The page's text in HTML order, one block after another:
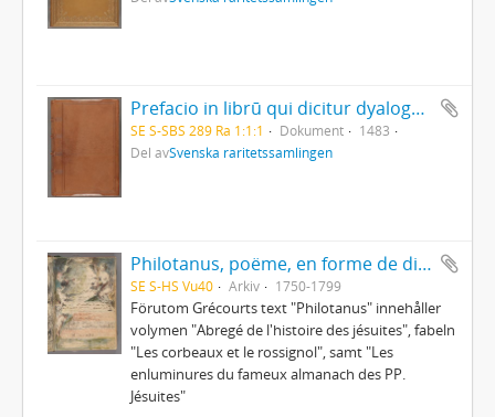
Prefacio in librū qui dicitur dyalogus creaturar[um] moralizatus omni materie morali iocundo et edificatiuo modo applicabilis. - 1483
SE S-SBS 289 Ra 1:1:1 Dokument
1483
Del avSvenska raritetssamlingen
Philotanus, poëme, en forme de dialogue, ou l'histoire de la constitution unigenitus
SE S-HS Vu40 Arkiv 1750-1799
Förutom Grécourts text "Philotanus" innehåller
volymen "Abregé de l'histoire des jésuites", fabeln
"Les corbeaux et le rossignol", samt "Les
enluminures du fameux almanach des PP.
Jésuites"